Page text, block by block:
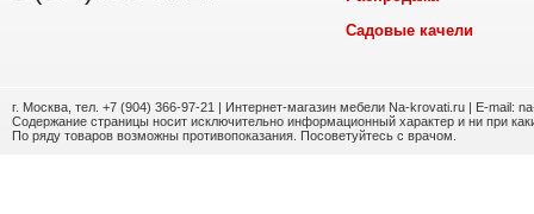
Садовые качели
г. Москва, тел. +7 (904) 366-97-21 | Интернет-магазин мебели Na-krovati.ru | E-mail:
Содержание страницы носит исключительно информационный характер и ни при
По ряду товаров возможны противопоказания. Посоветуйтесь с врачом.